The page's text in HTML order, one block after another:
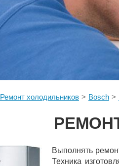
Ремонт холодильников Bosch
Выполнять
Техника